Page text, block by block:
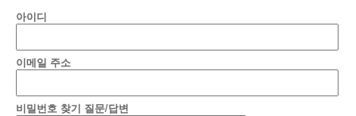
아이디
이메일 주소
비밀번호 찾기 질문/답변